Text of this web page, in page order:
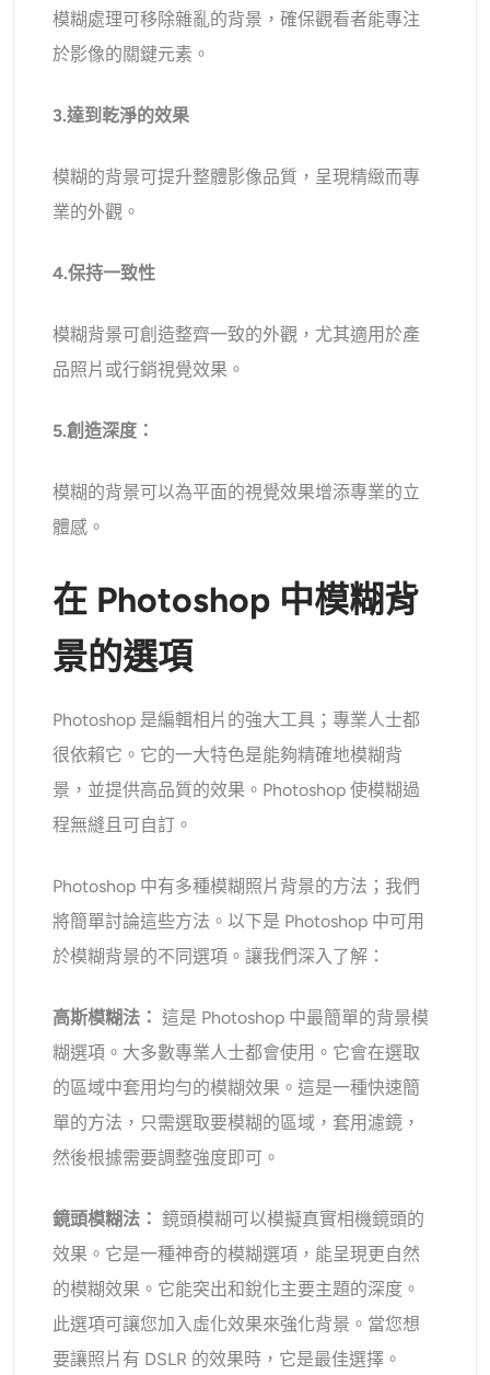
影片浮水印去除器
模糊處理可移除雜亂的背景，確保觀看者能專注
於影像的關鍵元素。
3.達到乾淨的效果
模糊的背景可提升整體影像品質，呈現精緻而專
業的外觀。
4.保持一致性
模糊背景可創造整齊一致的外觀，尤其適用於產
品照片或行銷視覺效果。
5.創造深度：
模糊的背景可以為平面的視覺效果增添專業的立
體感。
在 Photoshop 中模糊背
景的選項
Photoshop 是編輯相片的強大工具；專業人士都
很依賴它。它的一大特色是能夠精確地模糊背
景，並提供高品質的效果。Photoshop 使模糊過
程無縫且可自訂。
Photoshop 中有多種模糊照片背景的方法；我們
將簡單討論這些方法。以下是 Photoshop 中可用
於模糊背景的不同選項。讓我們深入了解：
高斯模糊法：這是 Photoshop 中最簡單的背景模
糊選項。大多數專業人士都會使用。它會在選取
的區域中套用均勻的模糊效果。這是一種快速簡
單的方法，只需選取要模糊的區域，套用濾鏡，
然後根據需要調整強度即可。
鏡頭模糊法： 鏡頭模糊可以模擬真實相機鏡頭的
效果。它是一種神奇的模糊選項，能呈現更自然
的模糊效果。它能突出和銳化主要主題的深度。
此選項可讓您加入虛化效果來強化背景。當您想
要讓照片有 DSLR 的效果時，它是最佳選擇。